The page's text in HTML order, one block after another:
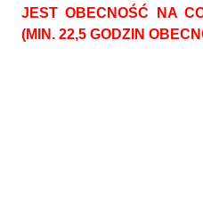
JEST OBECNOŚĆ NA
(MIN. 22,5 GODZIN